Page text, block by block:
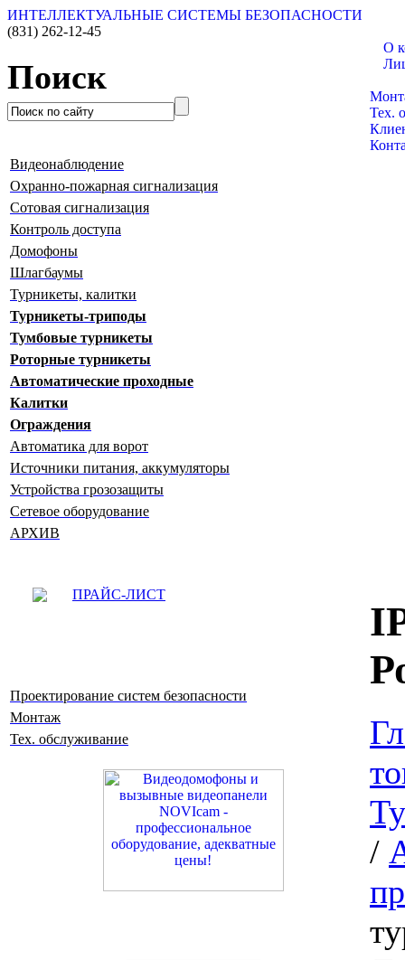
ИНТЕЛЛЕКТУАЛЬНЫЕ СИСТЕМЫ БЕЗОПАСНОСТИ
(831) 262-12-45
Поиск
О
Тех.
Видеонаблюдение
Охранно-пожарная сигнализация
Сотовая сигнализация
Контроль доступа
Домофоны
Шлагбаумы
Турникеты, калитки
Турникеты-триподы
Тумбовые турникеты
Роторные турникеты
Автоматические проходные
Калитки
Ограждения
Автоматика для ворот
Источники питания, аккумуляторы
Устройства грозозащиты
Сетевое оборудование
АРХИВ
ПРАЙС-ЛИСТ
Проектирование систем безопасности
Монтаж
Тех. обслуживание
/